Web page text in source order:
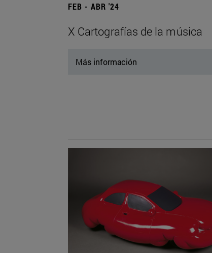
FEB - ABR '24
X Cartografías de la música
Más información